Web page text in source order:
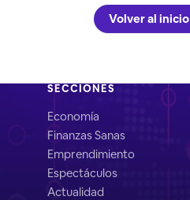
Volver al inicio
SECCIONES
Economía
Finanzas Sanas
Emprendimiento
Espectáculos
Actualidad